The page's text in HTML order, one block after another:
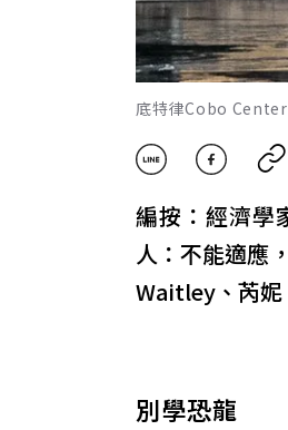
底特律Cobo
編按：經濟學
人：不能適應
Waitley、芮妮
別學恐龍